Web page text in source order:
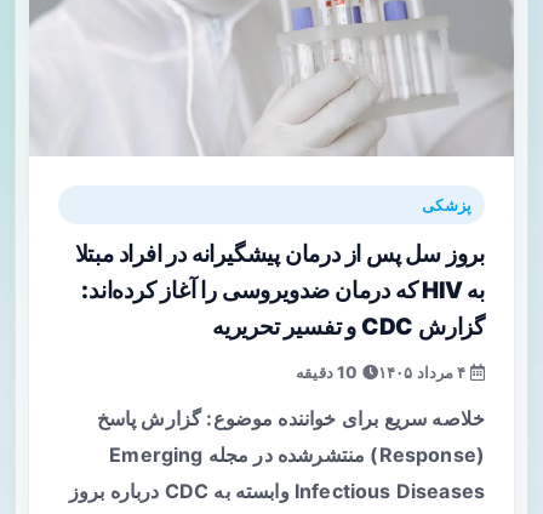
پزشکی
بروز سل پس از درمان پیشگیرانه در افراد مبتلا
به HIV که درمان ضدویروسی را آغاز کرده‌اند:
گزارش CDC و تفسیر تحریریه
خلاصه سریع برای خواننده موضوع: گزارش پاسخ
(Response) منتشرشده در مجله Emerging
Infectious Diseases وابسته به CDC درباره بروز